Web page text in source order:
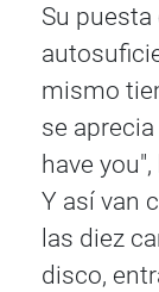
Su puesta
mismo
se
have
Y así van
las diez
disco,